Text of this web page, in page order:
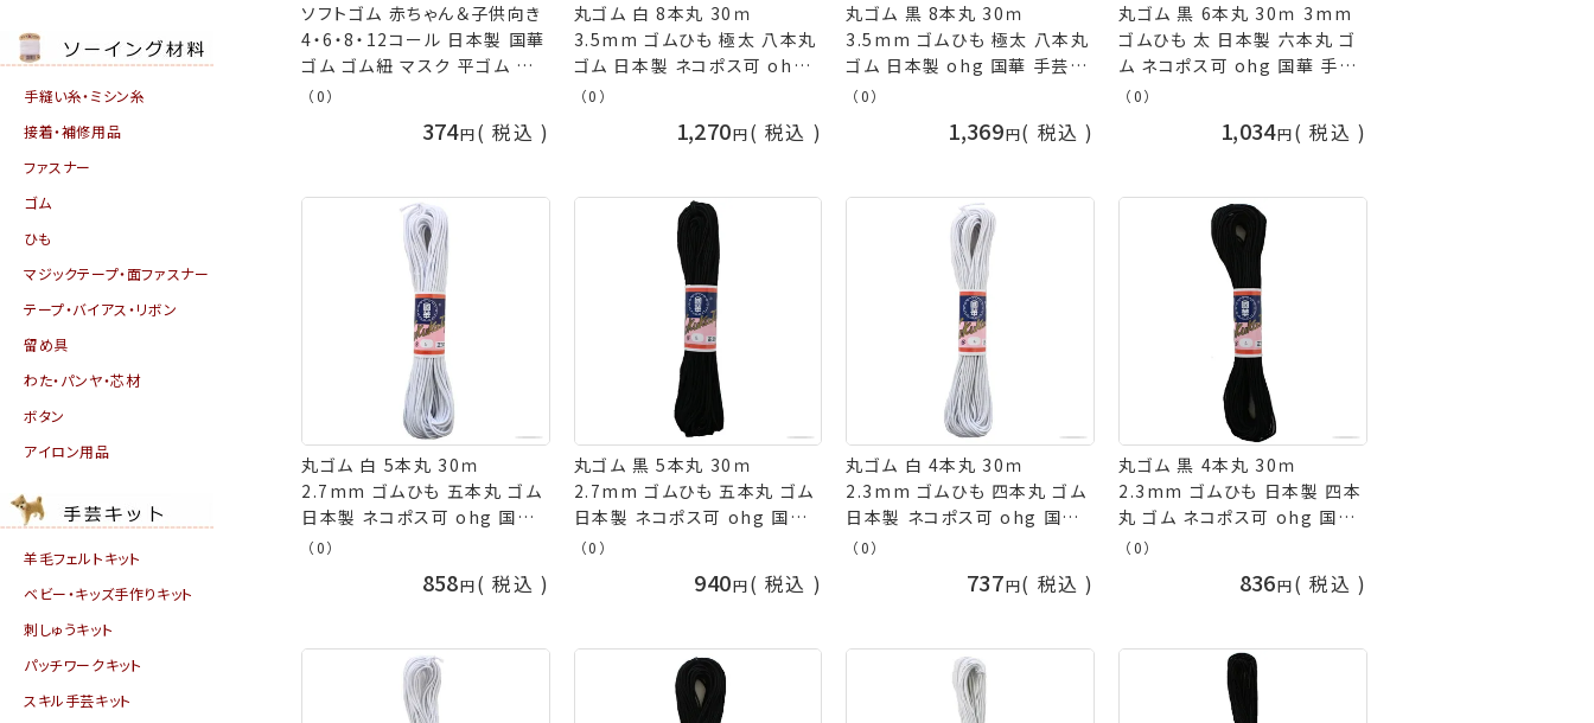
手縫い糸・ミシン糸
接着・補修用品
ファスナー
ゴム
ひも
マジックテープ・面ファスナー
テープ・バイアス・リボン
留め具
わた・パンヤ・芯材
ボタン
アイロン用品
羊毛フェルトキット
ベビー・キッズ手作りキット
刺しゅうキット
パッチワークキット
スキル手芸キット
ソフトゴム 赤ちゃん＆子供向き
4・6・8・12コール 日本製 国華
ゴム ゴム紐 マスク 平ゴム ネ
コポス可 手芸の山久
（0）
374 税込
丸ゴム 白 8本丸 30ｍ
3.5mm ゴムひも 極太 八本丸
ゴム 日本製 ネコポス可 ohg
国華 手芸の山久
（0）
1,270 税込
丸ゴム 黒 8本丸 30ｍ
3.5mm ゴムひも 極太 八本丸
ゴム 日本製 ohg 国華 手芸の
山久
（0）
1,369 税込
丸ゴム 黒 6本丸 30ｍ 3mm
ゴムひも 太 日本製 六本丸 ゴ
ム ネコポス可 ohg 国華 手芸
の山久
（0）
1,034 税込
丸ゴム 白 5本丸 30ｍ
2.7mm ゴムひも 五本丸 ゴム
日本製 ネコポス可 ohg 国華
手芸の山久
（0）
858 税込
丸ゴム 黒 5本丸 30ｍ
2.7mm ゴムひも 五本丸 ゴム
日本製 ネコポス可 ohg 国華
手芸の山久
（0）
940 税込
丸ゴム 白 4本丸 30ｍ
2.3mm ゴムひも 四本丸 ゴム
日本製 ネコポス可 ohg 国華
手芸の山久
（0）
737 税込
丸ゴム 黒 4本丸 30ｍ
2.3mm ゴムひも 日本製 四本
丸 ゴム ネコポス可 ohg 国華
手芸の山久
（0）
836 税込